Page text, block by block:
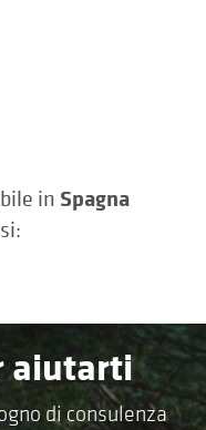
in Spagna
aiutarti
di consulenza